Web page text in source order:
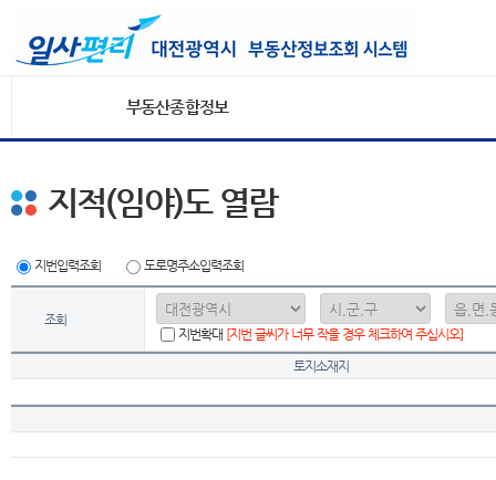
부동산종합정보
지적(임야)도 열람
지번입력조회 도로명주소입력조회
조회
지번확대 [지번 글씨가 너무 작을 경우 체크하여 주십시오]
토지소재지